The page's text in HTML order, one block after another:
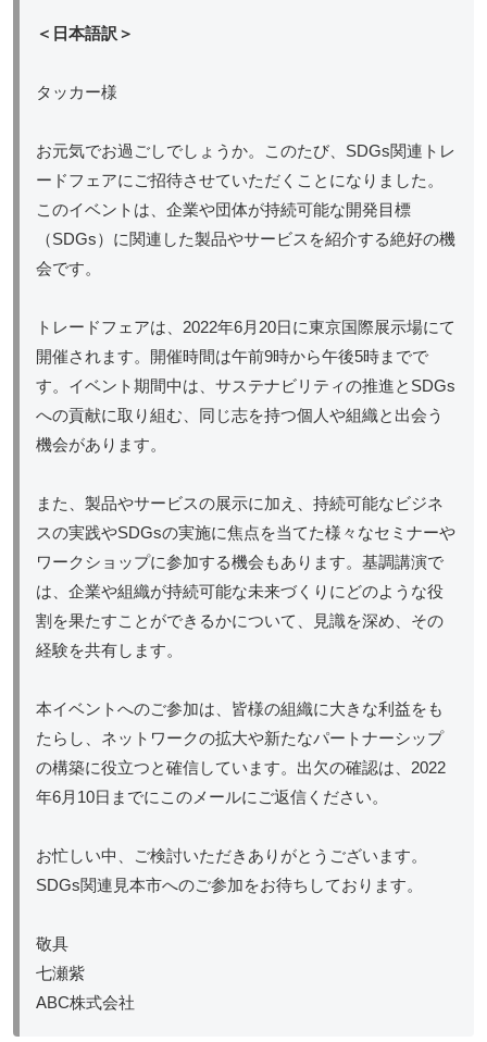
＜日本語訳＞
タッカー様
お元気でお過ごしでしょうか。このたび、SDGs関連トレ
ードフェアにご招待させていただくことになりました。
このイベントは、企業や団体が持続可能な開発目標
（SDGs）に関連した製品やサービスを紹介する絶好の機
会です。
トレードフェアは、2022年6月20日に東京国際展示場にて
開催されます。開催時間は午前9時から午後5時までで
す。イベント期間中は、サステナビリティの推進とSDGs
への貢献に取り組む、同じ志を持つ個人や組織と出会う
機会があります。
また、製品やサービスの展示に加え、持続可能なビジネ
スの実践やSDGsの実施に焦点を当てた様々なセミナーや
ワークショップに参加する機会もあります。基調講演で
は、企業や組織が持続可能な未来づくりにどのような役
割を果たすことができるかについて、見識を深め、その
経験を共有します。
本イベントへのご参加は、皆様の組織に大きな利益をも
たらし、ネットワークの拡大や新たなパートナーシップ
の構築に役立つと確信しています。出欠の確認は、2022
年6月10日までにこのメールにご返信ください。
お忙しい中、ご検討いただきありがとうございます。
SDGs関連見本市へのご参加をお待ちしております。
敬具
七瀬紫
ABC株式会社